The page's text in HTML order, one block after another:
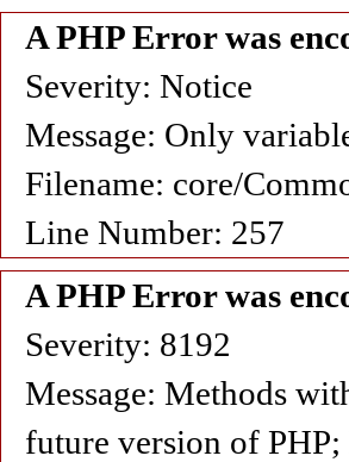
A PHP Error was
Severity: Notice
Message: Only
Filename: core/
Line Number: 257
A PHP Error was
Severity: 8192
Message: Methods
future version of PHP;